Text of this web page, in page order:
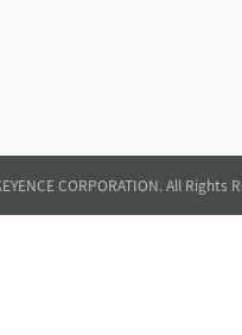
CORPORATION. All Rights